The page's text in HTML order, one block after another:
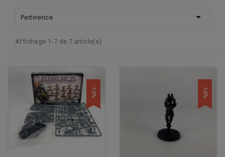
Pertinence 
Affichage 1-7 de 7 article(s)
-10% -10%